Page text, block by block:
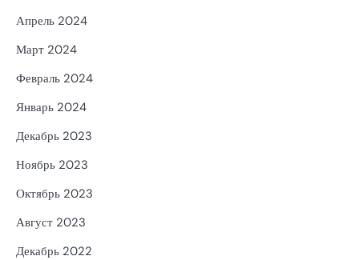
Апрель 2024
Март 2024
Февраль 2024
Январь 2024
Декабрь 2023
Ноябрь 2023
Октябрь 2023
Август 2023
Декабрь 2022